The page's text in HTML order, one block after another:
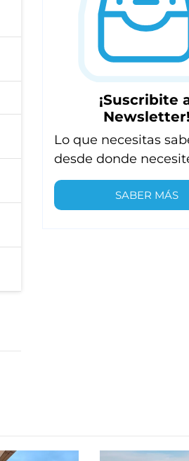
¡Suscribite
Newsletter!
Lo que necesitas
desde donde
SABER MÁS